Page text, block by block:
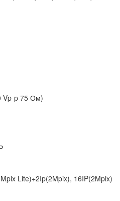
Vp-p 75 Ом)
Lite)+2Ip(2Mpix), 16IP(2Mpix)